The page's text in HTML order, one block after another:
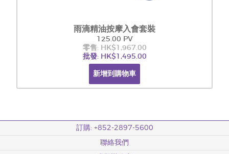
雨滴精油按摩入會套裝
125.00 PV
零售: HK$1,967.00
批發: HK$1,495.00
新增到購物車
訂購: +852-2897-5600
聯絡我們